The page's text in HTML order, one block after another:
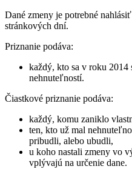
Dané zmeny je potrebné
stránkových dní.
Priznanie podáva:
každý, kto sa v roku
nehnuteľností.
Čiastkové priznanie podáva:
každý, komu zaniklo
ten, kto už mal
pribudli, alebo ubudli,
u koho nastali zmeny vo
vplývajú na určenie dane.